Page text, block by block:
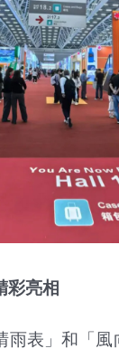
彩亮相
表」和「風